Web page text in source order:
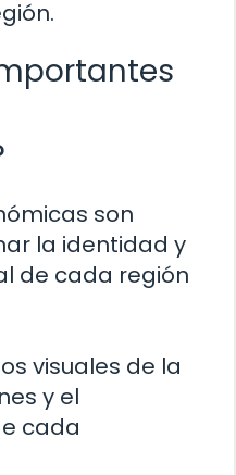
son
la identidad y
de cada región
visuales de la
y el
cada